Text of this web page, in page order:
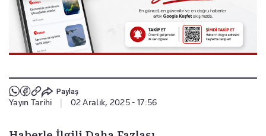
Paylaş
Yayın Tarihi 02 Aralık, 2025 - 17:56